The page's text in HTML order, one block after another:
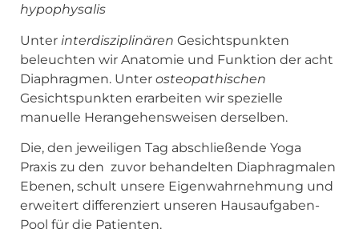
hypophysalis
Unter interdisziplinären Gesichtspunkten
beleuchten wir Anatomie und Funktion der acht
Diaphragmen. Unter osteopathischen
Gesichtspunkten erarbeiten wir spezielle
manuelle Herangehensweisen derselben.
Die, den jeweiligen Tag abschließende Yoga
Praxis zu den zuvor behandelten Diaphragmalen
Ebenen, schult unsere Eigenwahrnehmung und
erweitert differenziert unseren Hausaufgaben-
Pool für die Patienten.